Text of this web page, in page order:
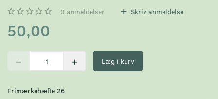
0 anmeldelser Skriv anmeldelse
50,00
Læg i kurv
Frimærkehæfte 26